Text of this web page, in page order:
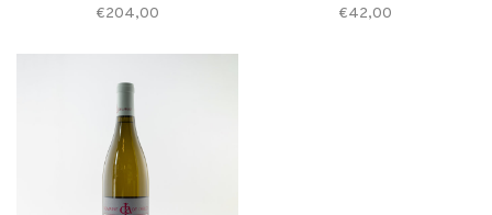
DOMAINE DE L'ARLOT -
€204,00
DOMAINE DE L'ARLOT
€42,00